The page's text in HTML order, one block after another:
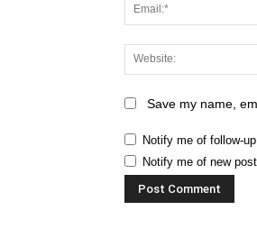
Save my name,
Notify me of follow-
Notify me of new